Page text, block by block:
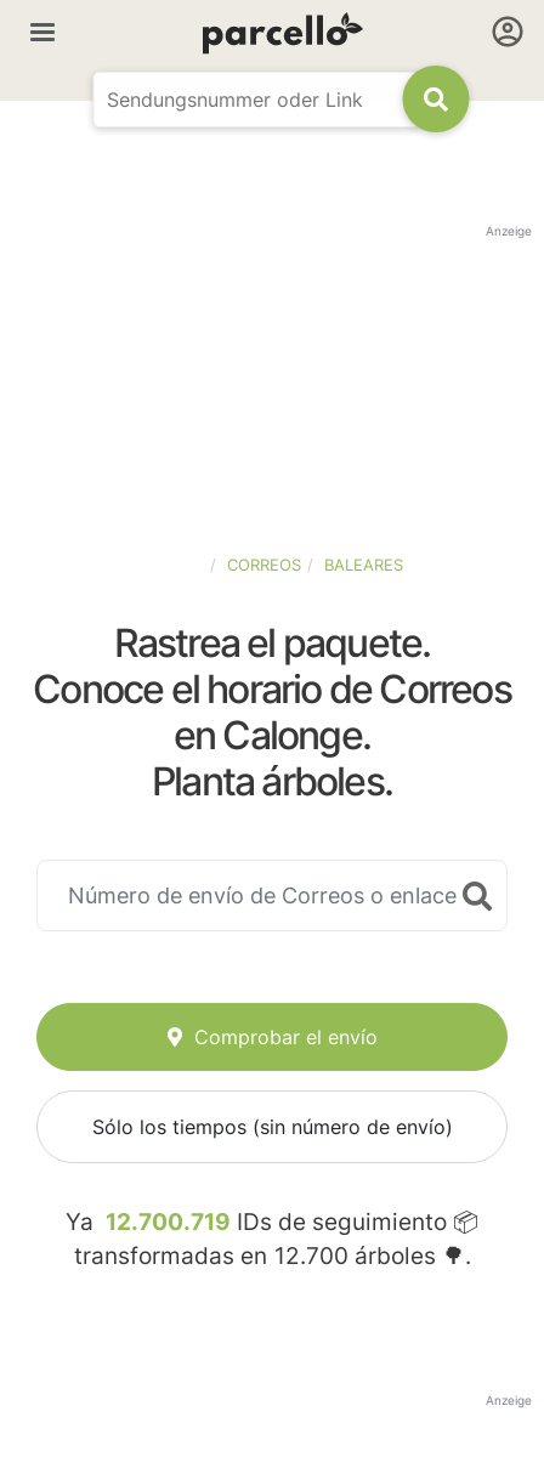
Anzeige
CORREOS BALEARES
Rastrea el paquete.
Conoce el horario de Correos
en Calonge.
Planta árboles.
Comprobar el envío
Sólo los tiempos (sin número de envío)
Ya 12.700.719 IDs de seguimiento 📦
transformadas en 12.700 árboles 🌳.
Anzeige